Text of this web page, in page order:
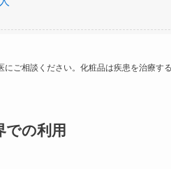
ご相談ください。化粧品は疾患を治療す
での利用